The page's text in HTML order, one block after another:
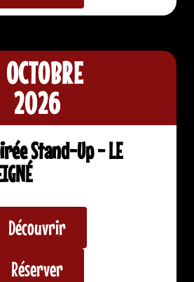
2026
Stand-Up - LE
Découvrir
Réserver